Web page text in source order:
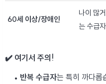
60세 이상/장애인
나이 많
는 수급자
✔️ 여기서 주의!
반복 수급자는 특히 까다롭